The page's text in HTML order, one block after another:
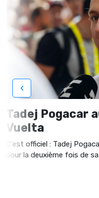
Tadej Pogacar
Vuelta
C'est officiel : Tadej
pour la deuxième fois de
‹